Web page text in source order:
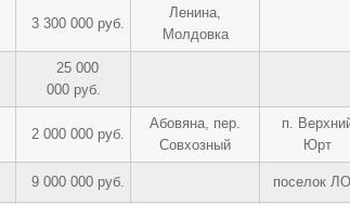
3 300 000 руб.
Ленина,
Молдовка
25 000
000 руб.
2 000 000 руб.
Абовяна, пер.
Совхозный
п.
Юрт
9 000 000 руб. поселок